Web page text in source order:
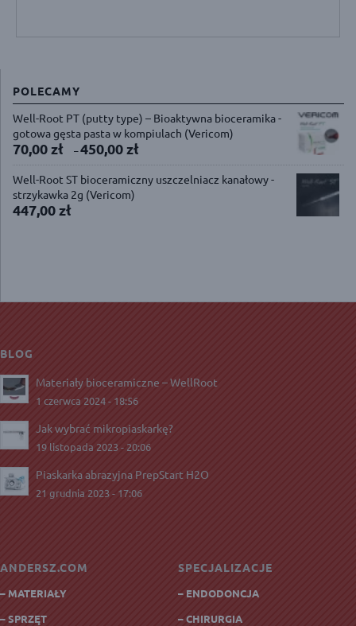
POLECAMY
Well-Root PT (putty type) – Bioaktywna bioceramika -
gotowa gęsta pasta w kompiulach (Vericom)
70,00zł –450,00zł
Well-Root ST bioceramiczny uszczelniacz kanałowy -
strzykawka 2g (Vericom)
447,00zł
BLOG
Materiały bioceramiczne – WellRoot
1 czerwca 2024 - 18:56
Jak wybrać mikropiaskarkę?
19 listopada 2023 - 20:06
Piaskarka abrazyjna PrepStart H2O
21 grudnia 2023 - 17:06
ANDERSZ.COM
– MATERIAŁY
– SPRZĘT
SPECJALIZACJE
– ENDODONCJA
– CHIRURGIA